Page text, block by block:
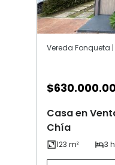
Vereda Fonqueta
$
Casa en
Chía